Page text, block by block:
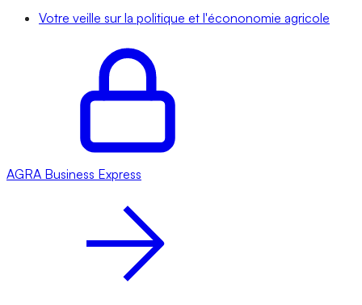
Votre veille sur la politique et l'écononomie agricole
AGRA Business Express